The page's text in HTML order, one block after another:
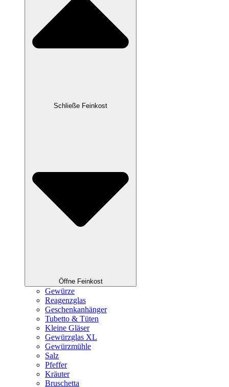
Schließe Feinkost
Öffne Feinkost
Gewürze
Reagenzglas
Geschenkanhänger
Tubetto & Tüten
Kleine Gläser
Gewürzglas XL
Gewürzmühle
Salz
Pfeffer
Kräuter
Bruschetta